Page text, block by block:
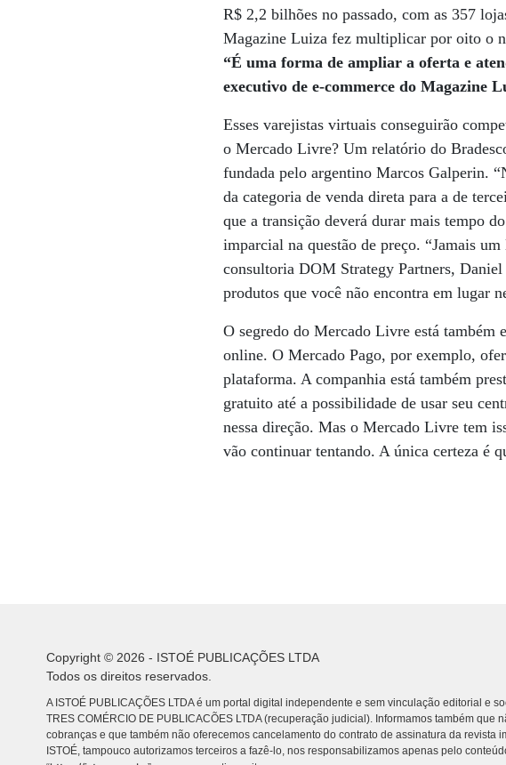
R$ 2,2 bilhões no passado, com as 357
Magazine Luiza fez multiplicar por oito o
“É uma forma de ampliar a oferta e
executivo de e-commerce do Magazine
Esses varejistas virtuais conseguirão
o Mercado Livre? Um relatório do
fundada pelo argentino Marcos Galperin.
da categoria de venda direta para a de
que a transição deverá durar mais tempo
imparcial na questão de preço. “Jamais
consultoria DOM Strategy Partners,
produtos que você não encontra em lugar
O segredo do Mercado Livre está também
online. O Mercado Pago, por exemplo,
plataforma. A companhia está também
gratuito até a possibilidade de usar seu
nessa direção. Mas o Mercado Livre tem
vão continuar tentando. A única certeza é
Copyright © 2026 - ISTOÉ PUBLICAÇÕES LTDA
Todos os direitos reservados.
A ISTOÉ PUBLICAÇÕES LTDA é um portal digital independente e sem vinculação editorial e
TRES COMÉRCIO DE PUBLICACÕES LTDA (recuperação judicial). Informamos também que
cobranças e que também não oferecemos cancelamento do contrato de assinatura da revista
ISTOÉ, tampouco autorizamos terceiros a fazê-lo, nos responsabilizamos apenas pelo